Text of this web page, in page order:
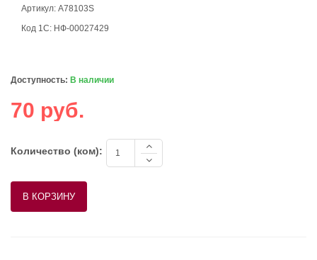
Артикул: A78103S
Код 1С: НФ-00027429
Доступность: В наличии
70 руб.
Количество (ком):